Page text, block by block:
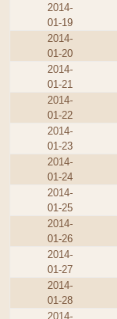
2014-
01-19
2014-
01-20
2014-
01-21
2014-
01-22
2014-
01-23
2014-
01-24
2014-
01-25
2014-
01-26
2014-
01-27
2014-
01-28
2014-